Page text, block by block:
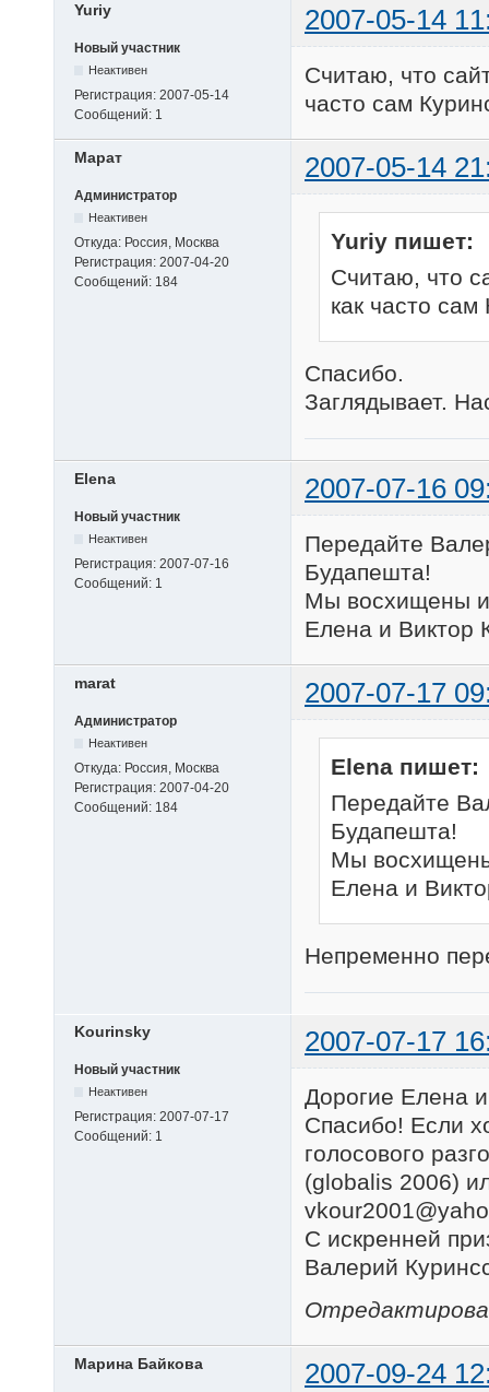
Yuriy 2007-05-14
Новый участник
Неактивен
Регистрация: 2007-05-14
Сообщений: 1
Считаю, что
часто сам
Марат 2007-05-14
Администратор
Неактивен
Откуда: Россия, Москва
Регистрация: 2007-04-20
Сообщений: 184
Yuriy пишет:
Считаю, что
как часто
Спасибо.
Заглядывает.
Elena 2007-07-16
Новый участник
Неактивен
Регистрация: 2007-07-16
Сообщений: 1
Передайте
Будапешта!
Мы восхищены
Елена и Виктор
marat 2007-07-17
Администратор
Неактивен
Откуда: Россия, Москва
Регистрация: 2007-04-20
Сообщений: 184
Elena пишет:
Передайте
Будапешта!
Мы
Елена и
Непременно
Kourinsky 2007-07-17
Новый участник
Неактивен
Регистрация: 2007-07-17
Сообщений: 1
Дорогие Елена
Спасибо! Если
голосового
(globalis 2006)
С искренней
Валерий
Марина Байкова 2007-09-24